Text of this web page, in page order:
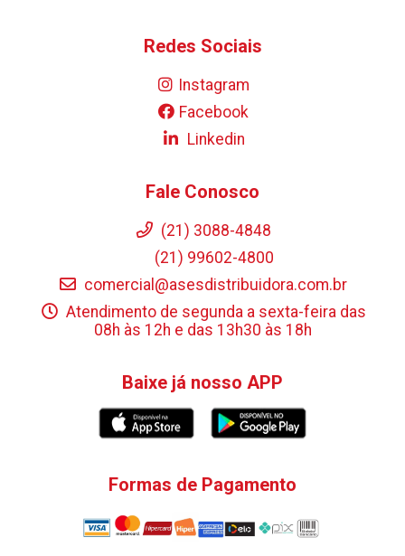
Redes Sociais
Instagram
Facebook
Linkedin
Fale Conosco
(21) 3088-4848
(21) 99602-4800
comercial@asesdistribuidora.com.br
Atendimento de segunda a sexta-feira das
08h às 12h e das 13h30 às 18h
Baixe já nosso APP
Formas de Pagamento